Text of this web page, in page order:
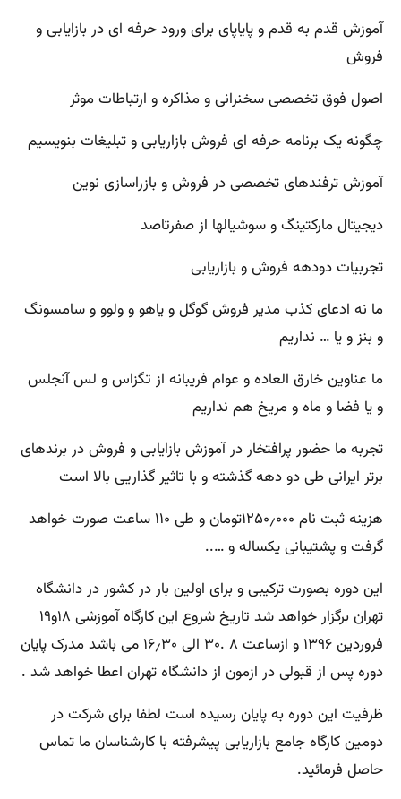
آموزش قدم به قدم و پایاپای برای ورود حرفه ای در بازایابی و
فروش
اصول فوق تخصصی سخنرانی و مذاکره و ارتباطات موثر
چگونه یک برنامه حرفه ای فروش بازاریابی و تبلیغات بنویسیم
آموزش ترفندهای تخصصی در فروش و بازراسازی نوین
دیجیتال مارکتینگ و سوشیالها از صفرتاصد
تجربیات دودهه فروش و بازاریابی
ما نه ادعای کذب مدیر فروش گوگل و یاهو و ولوو و سامسونگ
و بنز و یا … نداریم
ما عناوین خارق العاده و عوام فریبانه از تگزاس و لس آنجلس
و یا فضا و ماه و مریخ هم نداریم
تجربه ما حضور پرافتخار در آموزش بازایابی و فروش در برندهای
برتر ایرانی طی دو دهه گذشته و با تاثیر گذاریی بالا است
هزینه ثبت نام ۱۲۵۰٫۰۰۰تومان و طی ۱۱۰ ساعت صورت خواهد
گرفت و پشتیبانی یکساله و …..
این دوره بصورت ترکیبی و برای اولین بار در کشور در دانشگاه
تهران برگزار خواهد شد تاریخ شروع این کارگاه آموزشی ۱۸و۱۹
فروردین ۱۳۹۶ و ازساعت ۸ .۳۰ الی ۱۶٫۳۰ می باشد مدرک پایان
دوره پس از قبولی در ازمون از دانشگاه تهران اعطا خواهد شد .
ظرفیت این دوره به پایان رسیده است لطفا برای شرکت در
دومین کارگاه جامع بازاریابی پیشرفته با کارشناسان ما تماس
حاصل فرمائید.